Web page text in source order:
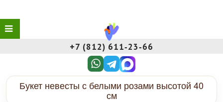
+7 (812) 611‑23‑66
Букет невесты с белыми розами высотой 40
см